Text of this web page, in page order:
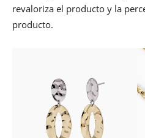
revaloriza el producto y la
producto.